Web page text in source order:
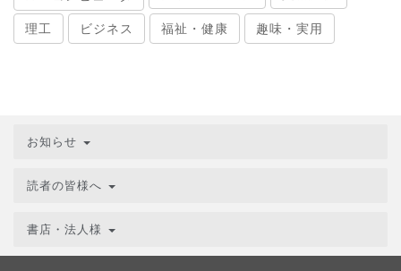
理工 ビジネス 福祉・健康 趣味・実用
お知らせ
読者の皆様へ
書店・法人様